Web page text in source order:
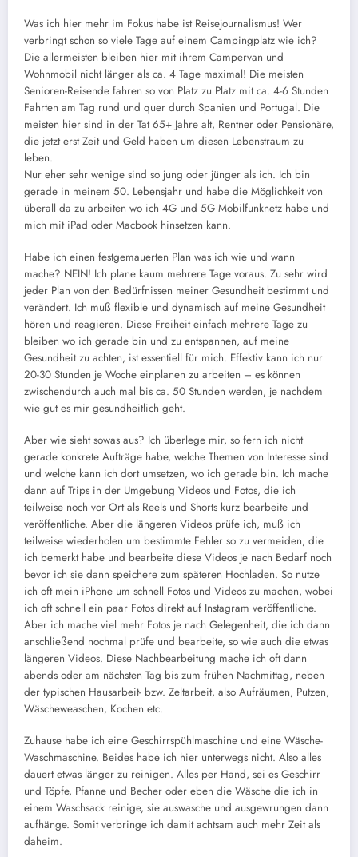
Was ich hier mehr im Fokus habe ist Reisejournalismus! Wer
verbringt schon so viele Tage auf einem Campingplatz wie ich?
Die allermeisten bleiben hier mit ihrem Campervan und
Wohnmobil nicht länger als ca. 4 Tage maximal! Die meisten
Senioren-Reisende fahren so von Platz zu Platz mit ca. 4-6 Stunden
Fahrten am Tag rund und quer durch Spanien und Portugal. Die
meisten hier sind in der Tat 65+ Jahre alt, Rentner oder Pensionäre,
die jetzt erst Zeit und Geld haben um diesen Lebenstraum zu
leben.
Nur eher sehr wenige sind so jung oder jünger als ich. Ich bin
gerade in meinem 50. Lebensjahr und habe die Möglichkeit von
überall da zu arbeiten wo ich 4G und 5G Mobilfunknetz habe und
mich mit iPad oder Macbook hinsetzen kann.
Habe ich einen festgemauerten Plan was ich wie und wann
mache? NEIN! Ich plane kaum mehrere Tage voraus. Zu sehr wird
jeder Plan von den Bedürfnissen meiner Gesundheit bestimmt und
verändert. Ich muß flexible und dynamisch auf meine Gesundheit
hören und reagieren. Diese Freiheit einfach mehrere Tage zu
bleiben wo ich gerade bin und zu entspannen, auf meine
Gesundheit zu achten, ist essentiell für mich. Effektiv kann ich nur
20-30 Stunden je Woche einplanen zu arbeiten – es können
zwischendurch auch mal bis ca. 50 Stunden werden, je nachdem
wie gut es mir gesundheitlich geht.
Aber wie sieht sowas aus? Ich überlege mir, so fern ich nicht
gerade konkrete Aufträge habe, welche Themen von Interesse sind
und welche kann ich dort umsetzen, wo ich gerade bin. Ich mache
dann auf Trips in der Umgebung Videos und Fotos, die ich
teilweise noch vor Ort als Reels und Shorts kurz bearbeite und
veröffentliche. Aber die längeren Videos prüfe ich, muß ich
teilweise wiederholen um bestimmte Fehler so zu vermeiden, die
ich bemerkt habe und bearbeite diese Videos je nach Bedarf noch
bevor ich sie dann speichere zum späteren Hochladen. So nutze
ich oft mein iPhone um schnell Fotos und Videos zu machen, wobei
ich oft schnell ein paar Fotos direkt auf Instagram veröffentliche.
Aber ich mache viel mehr Fotos je nach Gelegenheit, die ich dann
anschließend nochmal prüfe und bearbeite, so wie auch die etwas
längeren Videos. Diese Nachbearbeitung mache ich oft dann
abends oder am nächsten Tag bis zum frühen Nachmittag, neben
der typischen Hausarbeit- bzw. Zeltarbeit, also Aufräumen, Putzen,
Wäscheweaschen, Kochen etc.
Zuhause habe ich eine Geschirrspühlmaschine und eine Wäsche-
Waschmaschine. Beides habe ich hier unterwegs nicht. Also alles
dauert etwas länger zu reinigen. Alles per Hand, sei es Geschirr
und Töpfe, Pfanne und Becher oder eben die Wäsche die ich in
einem Waschsack reinige, sie auswasche und ausgewrungen dann
aufhänge. Somit verbringe ich damit achtsam auch mehr Zeit als
daheim.